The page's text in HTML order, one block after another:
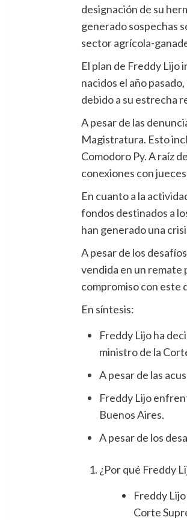
designación de su
generado sospechas
sector agrícola-
El plan de Freddy Lijo
nacidos el año
debido a su estrecha
A pesar de las
Magistratura. Esto
Comodoro Py. A raíz
conexiones con
En cuanto a la
fondos destinados a
han generado una
A pesar de los
vendida en un remate
compromiso con este
En síntesis:
Freddy Lijo ha
ministro de la
A pesar de las
Freddy Lijo
Buenos Aires.
A pesar de los
¿Por qué Freddy
Freddy
Corte